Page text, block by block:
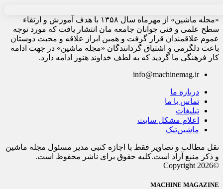
«مجله ماشین» از مهرماه سال ۱۳۵۸ با هدف آموزش و ارتقاء
سطح علمی و فنی جوانان جامعه مان انتشار یافت که مورد توجه
عموم علاقمندان قرار گرفت و همین ابراز علاقه و محبت دوستان
باعث دلگرمی و اشتیاق گردانندگان «مجله ماشین» در جهت ادامه
کار فرهنگی ما گردید که به لطف خداوند هنوز ادامه دارد.
info@machinemag.ir
درباره ما
تماس با ما
تبلیغات
اعلام مشکل سایت
ماشین‌تیک
نقل مطالب و تصاویر فقط با اجازه کتبی مدیر مسئول مجله ماشین
و ذکر منبع آزاد است.کلیه حقوق برای ناشر محفوظ است.
©Copyright 2026
MACHINE MAGAZINE